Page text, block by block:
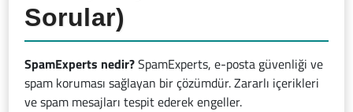
Sorular)
SpamExperts nedir?SpamExperts, e-posta güvenliği ve
spam koruması sağlayan bir çözümdür. Zararlı içerikleri
ve spam mesajları tespit ederek engeller.